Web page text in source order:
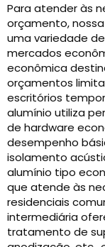
Para atender às
orçamento,
uma variedade
mercados
econômica
orçamentos
escritórios
alumínio utiliza
de hardware
desempenho
isolamento
alumínio tipo
que atende às
residenciais
intermediária
tratamento de